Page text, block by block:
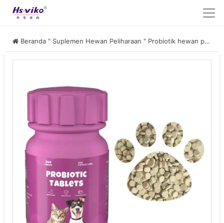
Beranda " Suplemen Hewan Peliharaan " Probiotik hewan peliharaan